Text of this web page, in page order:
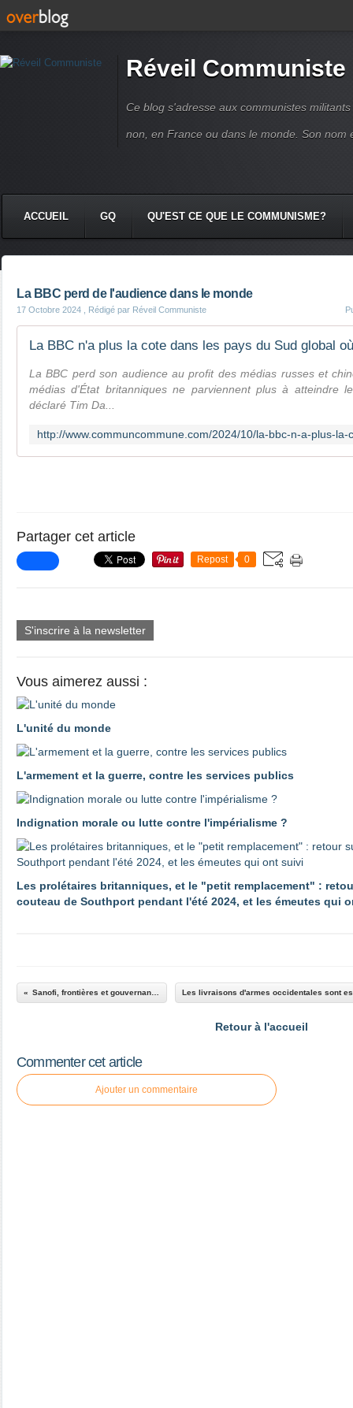
Réveil Communiste
Ce blog s'adresse aux communistes
non, en France ou dans le monde. Son nom
ACCUEIL GQ QU'EST CE QUE LE COMMUNISME?
La BBC perd de l'audience dans le monde
17 Octobre 2024 , Rédigé par Réveil Communiste
La BBC perd son audience au profit des médias russes et
médias d'État britanniques ne parviennent plus à atteindre
déclaré Tim Da...
Partager cet article
Repost 0
S'inscrire à la newsletter
Vous aimerez aussi :
L'unité du monde
L'armement et la guerre, contre les services publics
Indignation morale ou lutte contre l'impérialisme ?
Les prolétaires britanniques, et le "petit remplacement" :
couteau de Southport pendant l'été 2024, et les émeutes qui
Retour à l'accueil
Commenter cet article
Ajouter un commentaire